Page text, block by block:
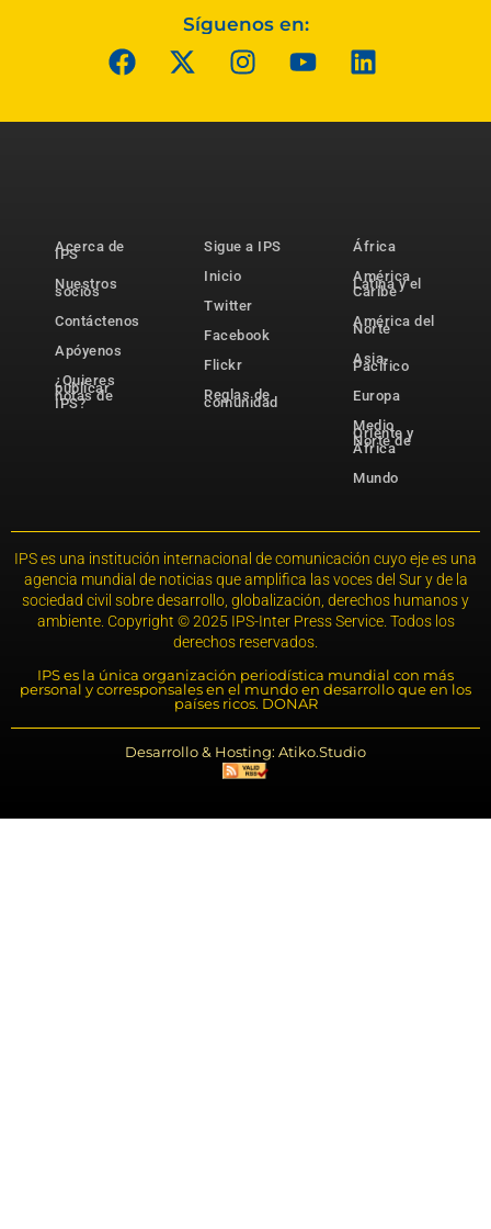
Síguenos en:
Acerca de
IPS
Nuestros
socios
Contáctenos
Apóyenos
¿Quieres
publicar
notas de
IPS?
Sigue a IPS
Inicio
Twitter
Facebook
Flickr
Reglas de
comunidad
África
América
Latina y el
Caribe
América del
Norte
Asia-
Pacífico
Europa
Medio
Oriente y
Norte de
África
Mundo
IPS es una institución internacional de comunicación cuyo eje es una
agencia mundial de noticias que amplifica las voces del Sur y de la
sociedad civil sobre desarrollo, globalización, derechos humanos y
ambiente. Copyright © 2025 IPS-Inter Press Service. Todos los
derechos reservados.
IPS es la única organización periodística mundial con más
personal y corresponsales en el mundo en desarrollo que en los
países ricos. DONAR
Desarrollo & Hosting: Atiko.Studio